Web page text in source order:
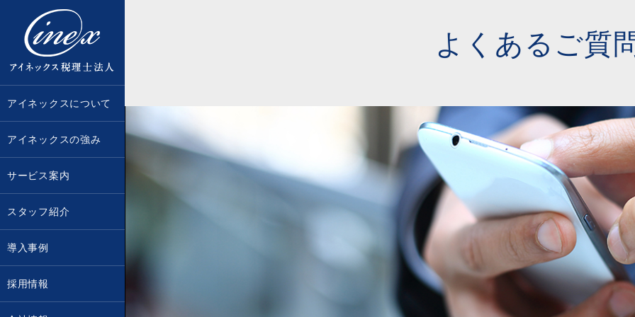
アイネックスについて
アイネックスの強み
サービス案内
スタッフ紹介
導入事例
採用情報
よくあるご質